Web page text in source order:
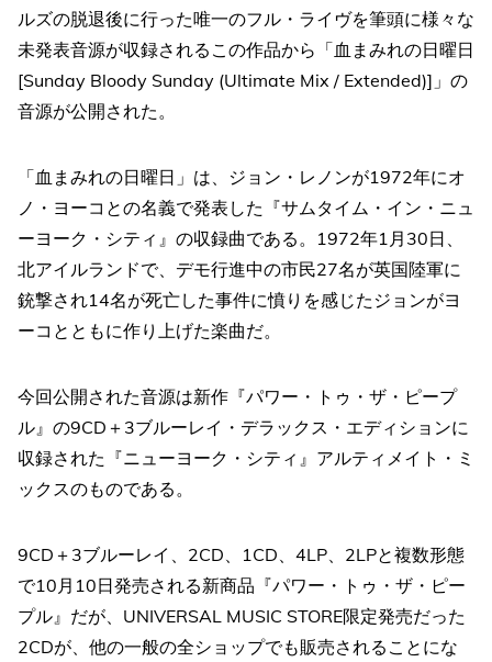
ルズの脱退後に行った唯一のフル・ライヴを筆頭に様々な
未発表音源が収録されるこの作品から「血まみれの日曜日
[Sunday Bloody Sunday (Ultimate Mix / Extended)]」の
音源が公開された。
「血まみれの日曜日」は、ジョン・レノンが1972年にオ
ノ・ヨーコとの名義で発表した『サムタイム・イン・ニュ
ーヨーク・シティ』の収録曲である。1972年1月30日、
北アイルランドで、デモ行進中の市民27名が英国陸軍に
銃撃され14名が死亡した事件に憤りを感じたジョンがヨ
ーコとともに作り上げた楽曲だ。
今回公開された音源は新作『パワー・トゥ・ザ・ピープ
ル』の9CD＋3ブルーレイ・デラックス・エディションに
収録された『ニューヨーク・シティ』アルティメイト・ミ
ックスのものである。
9CD＋3ブルーレイ、2CD、1CD、4LP、2LPと複数形態
で10月10日発売される新商品『パワー・トゥ・ザ・ピー
プル』だが、UNIVERSAL MUSIC STORE限定発売だった
2CDが、他の一般の全ショップでも販売されることにな